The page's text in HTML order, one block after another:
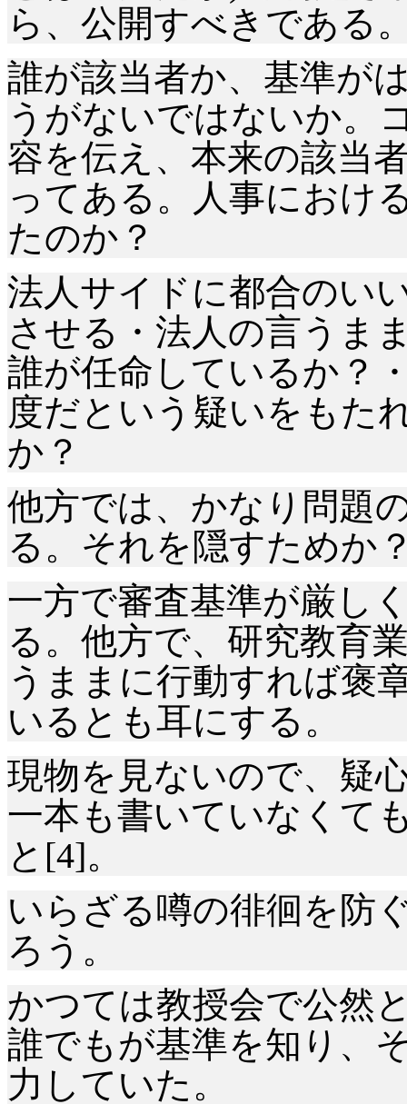
ら、公開すべきである
誰が該当者か、基準が
うがないではないか。
容を伝え、本来の該当
ってある。人事におけ
たのか？
法人サイドに都合のい
させる・法人の言うま
誰が任命しているか？
度だという疑いをもた
か？
他方では、かなり問題
る。それを隠すためか
一方で審査基準が厳し
る。他方で、研究教育
うままに行動すれば褒
いるとも耳にする。
現物を見ないので、疑
一本も書いていなくて
と[4]。
いらざる噂の徘徊を防
ろう。
かつては教授会で公然
誰でもが基準を知り、
力していた。